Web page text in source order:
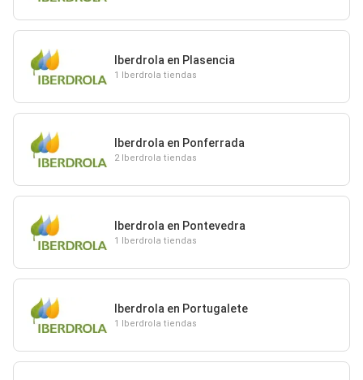
Iberdrola en Plasencia
1 Iberdrola tiendas
Iberdrola en Ponferrada
2 Iberdrola tiendas
Iberdrola en Pontevedra
1 Iberdrola tiendas
Iberdrola en Portugalete
1 Iberdrola tiendas